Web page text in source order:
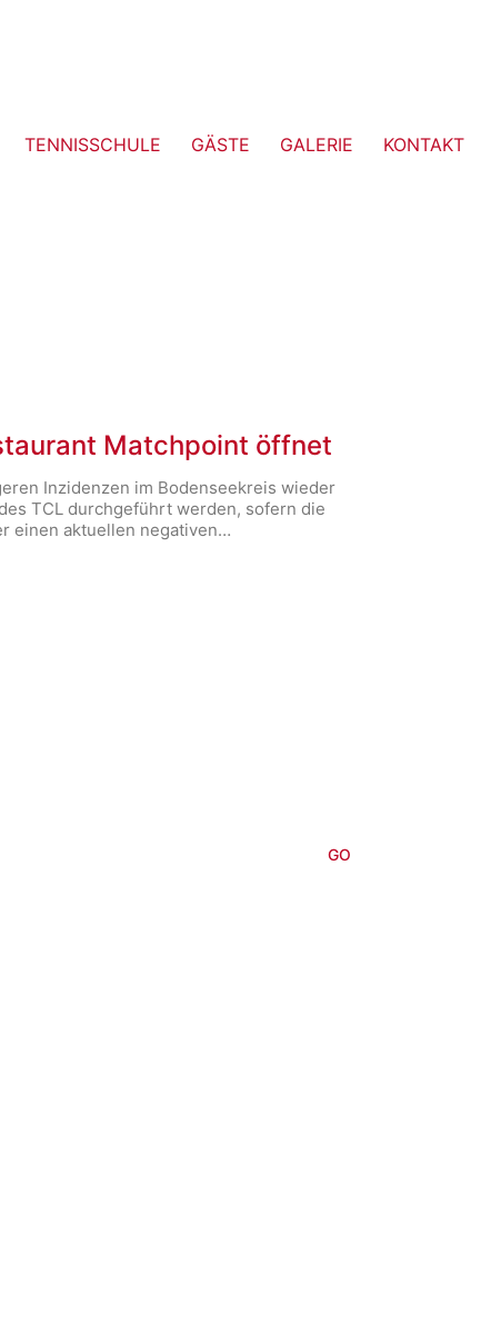
TENNISSCHULE GÄSTE GALERIE KONTAKT
Matchpoint öffnet
Inzidenzen im Bodenseekreis wieder
TCL durchgeführt werden, sofern die
einen aktuellen negativen…